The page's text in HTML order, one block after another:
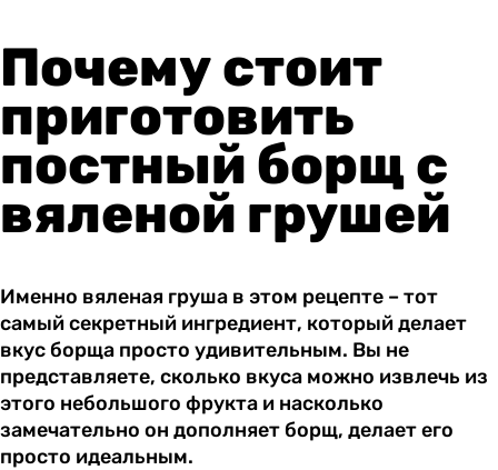
Почему стоит
приготовить
постный борщ с
вяленой грушей
Именно вяленая груша в этом рецепте – тот
самый секретный ингредиент, который делает
вкус борща просто удивительным. Вы не
представляете, сколько вкуса можно извлечь из
этого небольшого фрукта и насколько
замечательно он дополняет борщ, делает его
просто идеальным.